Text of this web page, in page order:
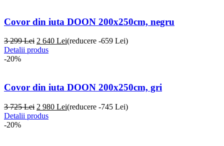
Covor din iuta DOON 200x250cm, negru
3 299 Lei 2 640 Lei(reducere -659 Lei)
Detalii produs
-20%
Covor din iuta DOON 200x250cm, gri
3 725 Lei 2 980 Lei(reducere -745 Lei)
Detalii produs
-20%